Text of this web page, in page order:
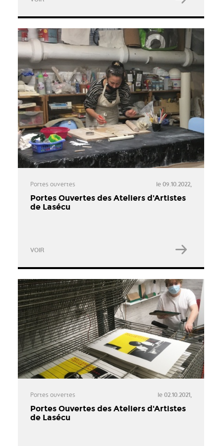
Portes ouvertes le 09.10.2022,
Portes Ouvertes des Ateliers d'Artistes
de Lasécu
VOIR
Portes ouvertes le 02.10.2021,
Portes Ouvertes des Ateliers d'Artistes
de Lasécu